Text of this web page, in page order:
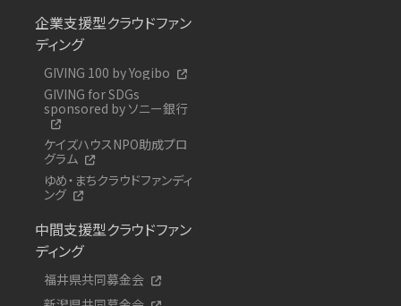
企業支援型クラウドファン
ディング
GIVING 100 by Yogibo
GIVING for SDGs
sponsored by ソニー銀行
ケイズハウスNPO助成プロ
グラム
ゆめ・まちクラウドファンディ
ング
中間支援型クラウドファン
ディング
福井県共同募金会